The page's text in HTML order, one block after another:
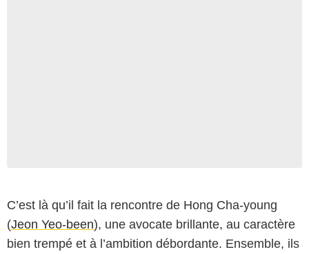
C’est là qu’il fait la rencontre de Hong Cha-young
(Jeon Yeo-been), une avocate brillante, au caractère
bien trempé et à l’ambition débordante. Ensemble, ils